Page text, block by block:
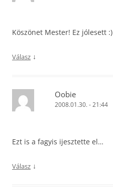
Köszönet Mester! Ez jólesett :)
Válasz ↓
Oobie
2008.01.30. - 21:44
Ezt is a fagyis ijesztette el…
Válasz ↓